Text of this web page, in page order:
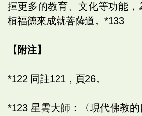
揮更多的教育、文化等功能，
植福德來成就菩薩道。*133
【附注】
*122 同註121，頁26。
*123 星雲大師：〈現代佛教的